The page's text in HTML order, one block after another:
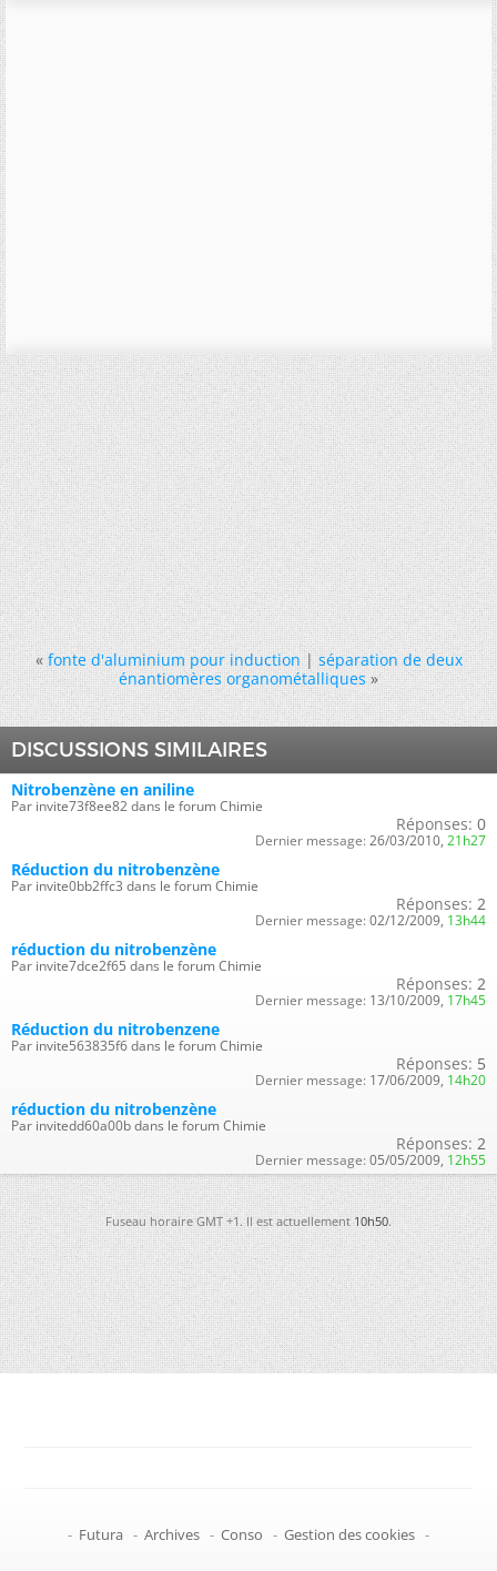
« fonte d'aluminium pour induction|séparation de deux
énantiomères organométalliques »
DISCUSSIONS SIMILAIRES
Nitrobenzène en aniline
Par invite73f8ee82 dans le forum Chimie
Réponses: 0
Dernier message: 26/03/2010, 21h27
Réduction du nitrobenzène
Par invite0bb2ffc3 dans le forum Chimie
Réponses: 2
Dernier message: 02/12/2009, 13h44
réduction du nitrobenzène
Par invite7dce2f65 dans le forum Chimie
Réponses: 2
Dernier message: 13/10/2009, 17h45
Réduction du nitrobenzene
Par invite563835f6 dans le forum Chimie
Réponses: 5
Dernier message: 17/06/2009, 14h20
réduction du nitrobenzène
Par invitedd60a00b dans le forum Chimie
Réponses: 2
Dernier message: 05/05/2009, 12h55
Fuseau horaire GMT +1. Il est actuellement10h50.
- Futura - Archives - Conso - Gestion des cookies -